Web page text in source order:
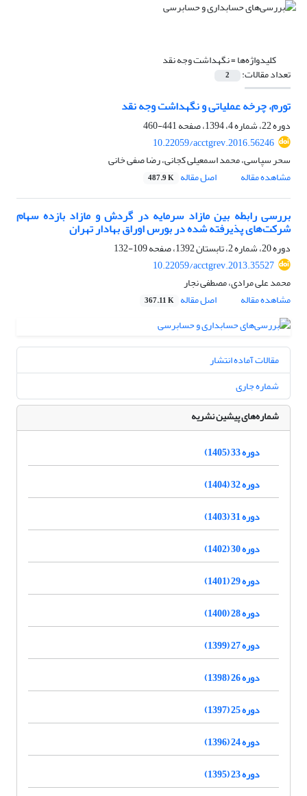
کلیدواژه‌ها =نگه‎داشت وجه نقد
تعداد مقالات: 2
تورم، چرخه عملیاتی و نگهداشت وجه نقد
دوره 22، شماره 4، 1394، صفحه
441-460
10.22059/acctgrev.2016.56246
سحر سپاسی، محمد اسمعیلی کجانی، رضا صفی خانی
مشاهده مقاله
اصل مقاله 487.9 K
بررسی رابطه بین مازاد سرمایه در گردش و مازاد بازده سهام
شرکت‌های پذیرفته شده در بورس اوراق بهادار تهران
دوره 20، شماره 2، تابستان 1392، صفحه
109-132
10.22059/acctgrev.2013.35527
محمد علی مرادی، مصطفی نجار
مشاهده مقاله
اصل مقاله 367.11 K
مقالات آماده انتشار
شماره جاری
شماره‌های پیشین نشریه
دوره 33 (1405)
دوره 32 (1404)
دوره 31 (1403)
دوره 30 (1402)
دوره 29 (1401)
دوره 28 (1400)
دوره 27 (1399)
دوره 26 (1398)
دوره 25 (1397)
دوره 24 (1396)
دوره 23 (1395)